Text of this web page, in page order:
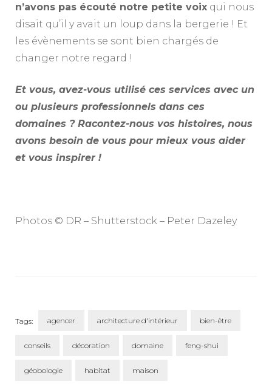
n’avons pas écouté notre petite voix qui nous
disait qu’il y avait un loup dans la bergerie ! Et
les évènements se sont bien chargés de
changer notre regard !
Et vous, avez-vous utilisé ces services avec un
ou plusieurs professionnels dans ces
domaines ? Racontez-nous vos histoires, nous
avons besoin de vous pour mieux vous aider
et vous inspirer !
Photos © DR – Shutterstock – Peter Dazeley
Tags: agencer architecture d'intérieur bien-être
conseils décoration domaine feng-shui
géobologie habitat maison